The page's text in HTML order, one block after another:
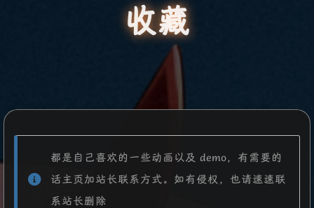
收藏
都是自己喜欢的一些动画以及 demo，有需要的
话主页加站长联系方式。如有侵权，也请速速联
系站长删除